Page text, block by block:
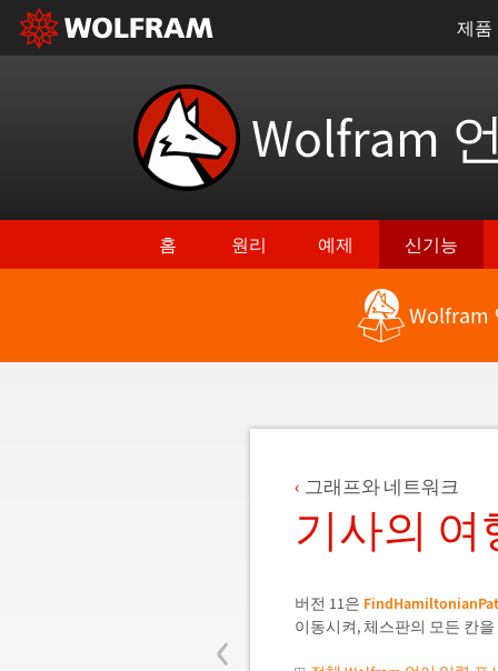
제품
Wolfram
홈 원리 예제 신기능
Wolfram
‹
그래프와 네트워크
기사의 여
버전 11은
이동시켜, 체스판의 모든 칸